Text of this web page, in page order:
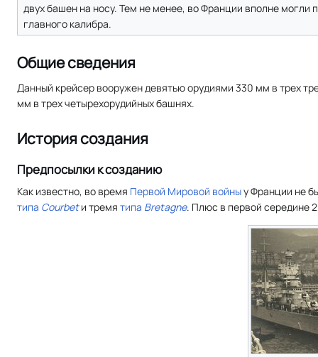
двух башен на носу. Тем не менее, во Франции вполне могли
главного калибра.
Общие сведения
Данный крейсер вооружен девятью орудиями 330 мм в трех
мм в трех четырехорудийных башнях.
История создания
Предпосылки к созданию
Как известно, во время Первой Мировой войныу Франции не
типа Courbetи тремя типа Bretagne. Плюс в первой середине